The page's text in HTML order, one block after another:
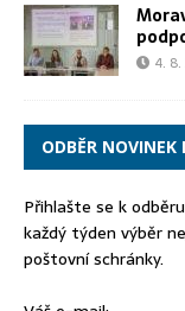
4.
ODBĚR
Přihlašte se k
každý týden výběr
poštovní schránky.